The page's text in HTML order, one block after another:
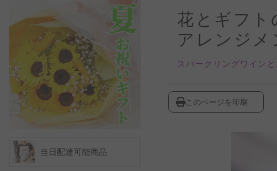
花とギフ
アレンジメ
スパークリングワイン
このページを印刷
当日配達可能商品